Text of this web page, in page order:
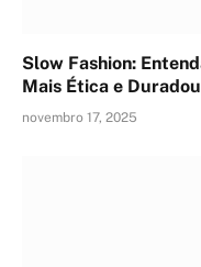
Slow Fashion:
Mais Ética e
novembro 17, 2025